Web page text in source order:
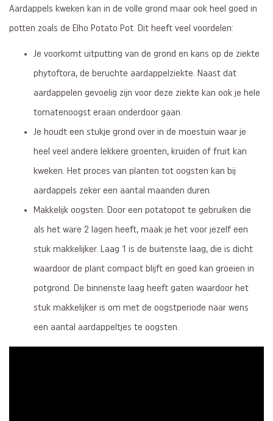
Aardappels kweken kan in de volle grond maar ook heel goed in
potten zoals de Elho Potato Pot. Dit heeft veel voordelen:
Je voorkomt uitputting van de grond en kans op de ziekte
phytoftora, de beruchte aardappelziekte. Naast dat
aardappelen gevoelig zijn voor deze ziekte kan ook je hele
tomatenoogst eraan onderdoor gaan.
Je houdt een stukje grond over in de moestuin waar je
heel veel andere lekkere groenten, kruiden of fruit kan
kweken. Het proces van planten tot oogsten kan bij
aardappels zeker een aantal maanden duren.
Makkelijk oogsten. Door een potatopot te gebruiken die
als het ware 2 lagen heeft, maak je het voor jezelf een
stuk makkelijker. Laag 1 is de buitenste laag, die is dicht
waardoor de plant compact blijft en goed kan groeien in
potgrond. De binnenste laag heeft gaten waardoor het
stuk makkelijker is om met de oogstperiode naar wens
een aantal aardappeltjes te oogsten.